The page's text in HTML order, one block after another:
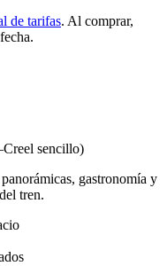
de tarifas. Al comprar,
sencillo)
gastronomía y
tren.